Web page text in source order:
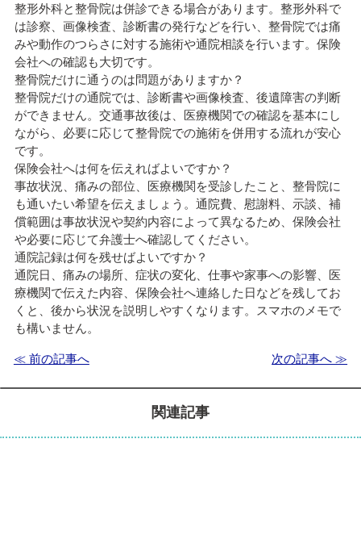
整形外科と整骨院は併診できる場合があります。整形外科で
は診察、画像検査、診断書の発行などを行い、整骨院では痛
みや動作のつらさに対する施術や通院相談を行います。保険
会社への確認も大切です。
整骨院だけに通うのは問題がありますか？
整骨院だけの通院では、診断書や画像検査、後遺障害の判断
ができません。交通事故後は、医療機関での確認を基本にし
ながら、必要に応じて整骨院での施術を併用する流れが安心
です。
保険会社へは何を伝えればよいですか？
事故状況、痛みの部位、医療機関を受診したこと、整骨院に
も通いたい希望を伝えましょう。通院費、慰謝料、示談、補
償範囲は事故状況や契約内容によって異なるため、保険会社
や必要に応じて弁護士へ確認してください。
通院記録は何を残せばよいですか？
通院日、痛みの場所、症状の変化、仕事や家事への影響、医
療機関で伝えた内容、保険会社へ連絡した日などを残してお
くと、後から状況を説明しやすくなります。スマホのメモで
も構いません。
≪ 前の記事へ 次の記事へ ≫
関連記事